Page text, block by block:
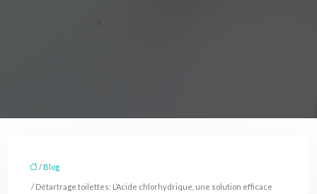
/ Blog
/ Détartrage toilettes: L’Acide chlorhydrique, une solution efficace